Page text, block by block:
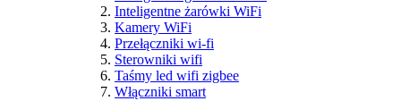
Inteligentne żarówki WiFi
Kamery WiFi
Przełączniki wi-fi
Sterowniki wifi
Taśmy led wifi zigbee
Włączniki smart